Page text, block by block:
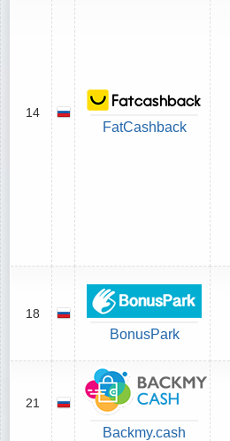
14
FatCashback
18
BonusPark
21
Backmy.cash